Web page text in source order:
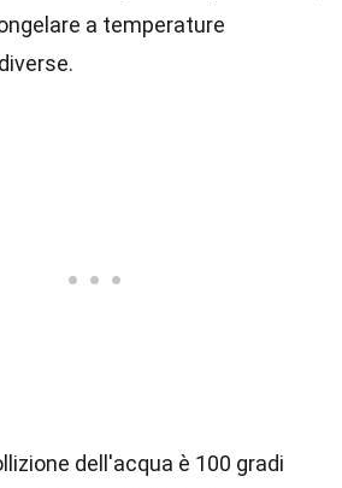
a temperature
dell'acqua è 100 gradi